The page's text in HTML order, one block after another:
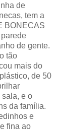
de
tem a
BONECAS
de gente.
tão
mais do
de 50
sala, e o
da família.
e
fina ao